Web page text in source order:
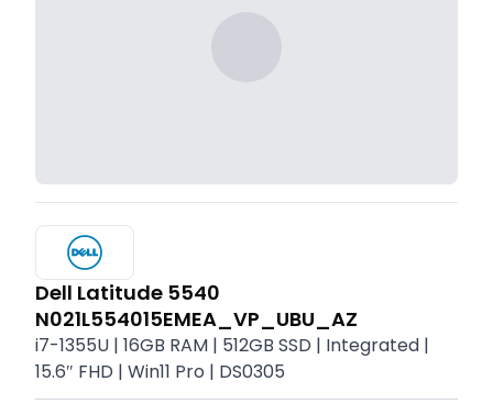
Dell Latitude 5540
N021L554015EMEA_VP_UBU_AZ
i7-1355U | 16GB RAM | 512GB SSD | Integrated |
15.6″ FHD | Win11 Pro | DS0305